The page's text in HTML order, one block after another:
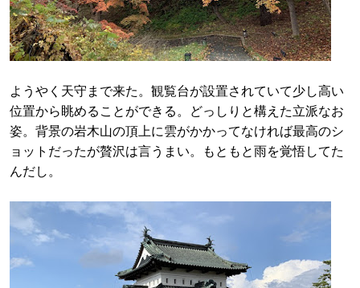
ようやく天守まで来た。観覧台が設置されていて少し高い
位置から眺めることができる。どっしりと構えた立派なお
姿。背景の岩木山の頂上に雲がかかってなければ最高のシ
ョットだったが贅沢は言うまい。もともと雨を覚悟してた
んだし。